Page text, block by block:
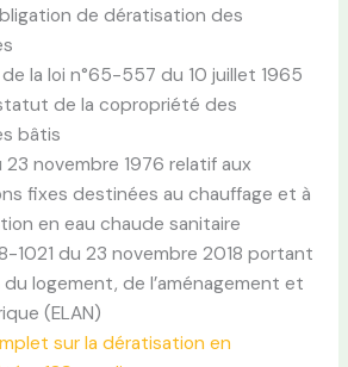
de dératisation des
la loi n°65-557 du 10 juillet 1965
de la copropriété des
bâtis
novembre 1976 relatif aux
fixes destinées au chauffage et à
en eau chaude sanitaire
1021 du 23 novembre 2018 portant
logement, de l’aménagement et
(ELAN)
sur la dératisation en